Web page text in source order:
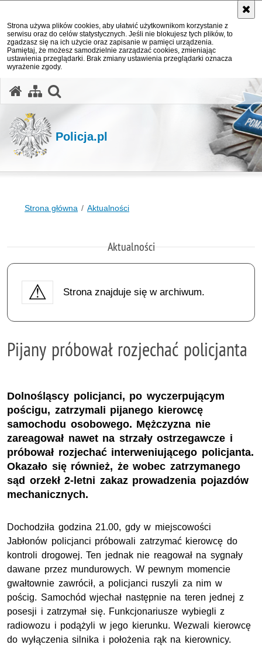
Strona używa plików cookies, aby ułatwić użytkownikom korzystanie z
serwisu oraz do celów statystycznych. Jeśli nie blokujesz tych plików, to
zgadzasz się na ich użycie oraz zapisanie w pamięci urządzenia.
Pamiętaj, że możesz samodzielnie zarządzać cookies, zmieniając
ustawienia przeglądarki. Brak zmiany ustawienia przeglądarki oznacza
wyrażenie zgody.
Policja.pl
Strona główna Aktualności
Aktualności
Strona znajduje się w archiwum.
Pijany próbował rozjechać policjanta
Dolnośląscy policjanci, po wyczerpującym
pościgu, zatrzymali pijanego kierowcę
samochodu osobowego. Mężczyzna nie
zareagował nawet na strzały ostrzegawcze i
próbował rozjechać interweniującego policjanta.
Okazało się również, że wobec zatrzymanego
sąd orzekł 2-letni zakaz prowadzenia pojazdów
mechanicznych.
Dochodziła godzina 21.00, gdy w miejscowości
Jabłonów policjanci próbowali zatrzymać kierowcę do
kontroli drogowej. Ten jednak nie reagował na sygnały
dawane przez mundurowych. W pewnym momencie
gwałtownie zawrócił, a policjanci ruszyli za nim w
pościg. Samochód wjechał następnie na teren jednej z
posesji i zatrzymał się. Funkcjonariusze wybiegli z
radiowozu i podążyli w jego kierunku. Wezwali kierowcę
do wyłączenia silnika i położenia rąk na kierownicy.